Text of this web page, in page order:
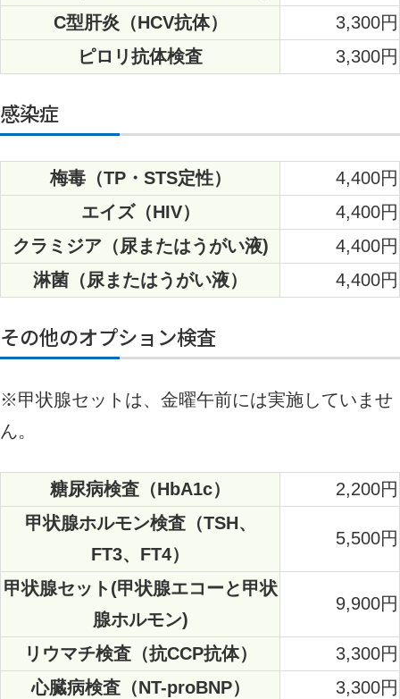
C型肝炎（HCV抗体）
3,300円
ピロリ抗体検査
3,300円
感染症
梅毒（TP・STS定性）
4,400円
エイズ（HIV）
4,400円
クラミジア（尿またはうがい液)
4,400円
淋菌（尿またはうがい液）
4,400円
その他のオプション検査
※甲状腺セットは、金曜午前には実施していませ
ん。
糖尿病検査（HbA1c）
2,200円
甲状腺ホルモン検査（TSH、
FT3、FT4）
5,500円
甲状腺セット(甲状腺エコーと甲状
腺ホルモン)
9,900円
リウマチ検査（抗CCP抗体）
3,300円
心臓病検査（NT-proBNP）
3,300円